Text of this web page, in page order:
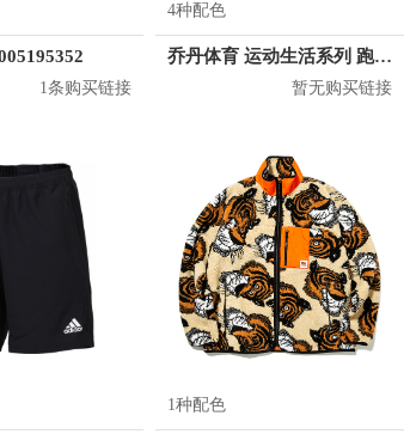
1条购买链接
4种配色
乔丹体育 运动生活系列 跑步鞋 XM25210220
暂无购买链接
1种配色